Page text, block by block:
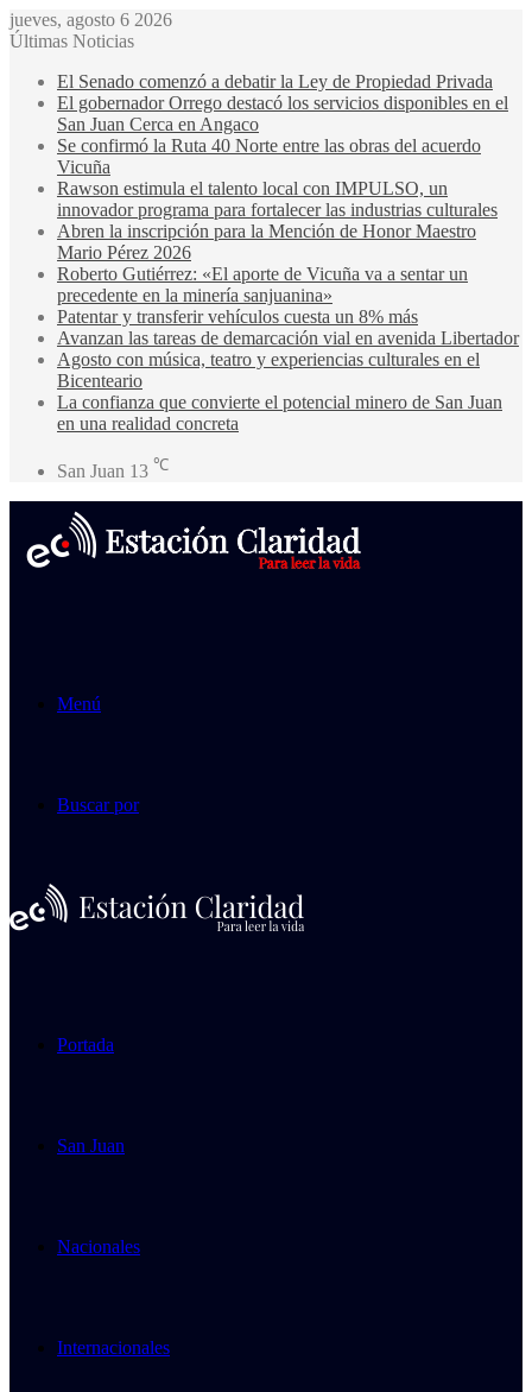
jueves, agosto 6 2026
Últimas Noticias
El Senado comenzó a debatir la Ley de Propiedad Privada
El gobernador Orrego destacó los servicios disponibles en el
San Juan Cerca en Angaco
Se confirmó la Ruta 40 Norte entre las obras del acuerdo
Vicuña
Rawson estimula el talento local con IMPULSO, un
innovador programa para fortalecer las industrias culturales
Abren la inscripción para la Mención de Honor Maestro
Mario Pérez 2026
Roberto Gutiérrez: «El aporte de Vicuña va a sentar un
precedente en la minería sanjuanina»
Patentar y transferir vehículos cuesta un 8% más
Avanzan las tareas de demarcación vial en avenida Libertador
Agosto con música, teatro y experiencias culturales en el
Bicenteario
La confianza que convierte el potencial minero de San Juan
en una realidad concreta
San Juan 13 ℃
Menú
Buscar por
Portada
San Juan
Nacionales
Internacionales